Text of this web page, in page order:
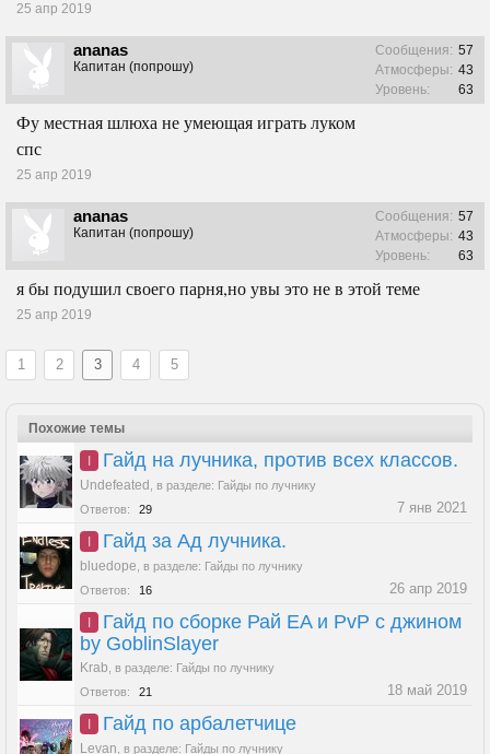
25 апр 2019
ananas
Капитан (попрошу)
Сообщения: 57
Атмосферы: 43
Уровень:
63
Фу местная шлюха не умеющая играть луком
спс
25 апр 2019
ananas
Капитан (попрошу)
Сообщения: 57
Атмосферы: 43
Уровень:
63
я бы подушил своего парня,но увы это не в этой теме
25 апр 2019
1 2 3 4 5
Похожие темы
Гайд на лучника, против всех классов.
Undefeated , в разделе: Гайды по лучнику
Ответов:
29 7 янв 2021
Гайд за Ад лучника.
bluedope, в разделе: Гайды по лучнику
Ответов:
16 26 апр 2019
Гайд по сборке Рай EA и PvP с джином
by GoblinSlayer
Krab, в разделе: Гайды по лучнику
Ответов:
21 18 май 2019
Гайд по арбалетчице
Levan, в разделе: Гайды по лучнику